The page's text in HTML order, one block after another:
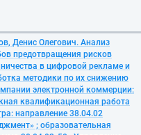
Денис Олегович. Анализ
предотвращения рисков
в цифровой рекламе и
методики по их снижению
электронной коммерции:
квалификационная работа
направление 38.04.02
; образовательная